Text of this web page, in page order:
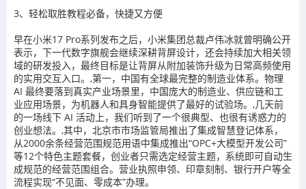
3、轻松取胜教程必备，快捷又方便
早在小米17 Pro系列发布之后，小米集团总裁卢伟冰就曾明确公开
表示，下一代数字旗舰会继续深耕背屏设计，还会持续加大相关领
域的研发投入，最终目标是让背屏从附加装饰升级为日常高频使用
的实用交互入口。,第一，中国有全球最完整的制造业体系。物理
AI 最终要落到真实产业场景里，中国庞大的制造业、供应链和工
业应用场景，为机器人和具身智能提供了最好的试验场。,几天前
的一场线下 AI 活动上，我们听到了一个很典型、也很有诱惑力的
创业想法。,其中，北京市市场监管局推出了集成智慧登记体系，
从2000余条经营范围规范用语中集成推出“OPC+大模型开发公司”
等12个特色主题套餐，创业者只需选定经营主题，系统即可自动生
成规范的经营范围组合。营业执照申领、印章刻制、银行开户等全
流程实现“不见面、零成本”办理。